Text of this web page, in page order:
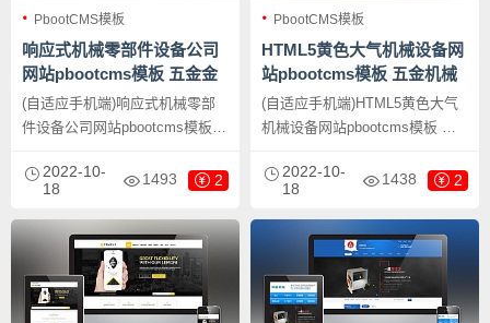
PbootCMS模板
响应式机械零部件设备公司
网站pbootcms模板 五金金
属机械设备网站源码下载
(自适应手机端)响应式机械零部
件设备公司网站pbootcms模板
载，PbootCMS内核开发的网站
模板，该模板适用于机械零部件
设备网站、五金机械网站等企
业，当然其他行业也可以做，只
需要把文字图片换成其他行业的
即可；
2022-10-
18
1493 2
PbootCMS模板
HTML5黄色大气机械设备网
站pbootcms模板 五金机械
通用公司网站源码下载
(自适应手机端)HTML5黄色大气
机械设备网站pbootcms模板 五
PbootCMS内核开发的网站模
板，该模板适用于机械设备网
站、五金机械网站等企业，当然
其他行业也可以做，只需要把文
字图片换成其他行业的即可；
2022-10-
18
1438 2